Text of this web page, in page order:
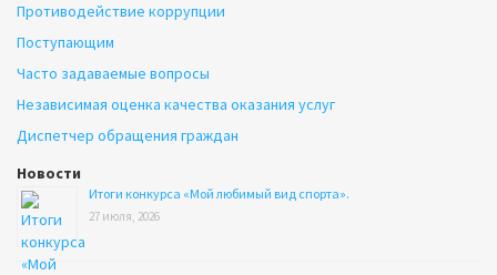
Противодействие коррупции
Поступающим
Часто задаваемые вопросы
Независимая оценка качества оказания услуг
Диспетчер обращения граждан
Новости
Итоги конкурса «Мой любимый вид спорта».
27 июля, 2026